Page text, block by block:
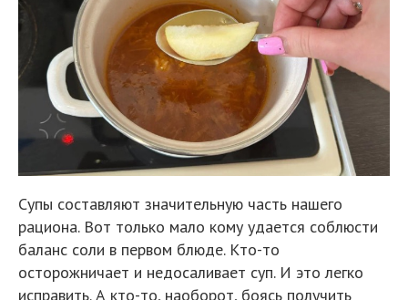
Супы составляют значительную часть нашего
рациона. Вот только мало кому удается соблюсти
баланс соли в первом блюде. Кто-то
осторожничает и недосаливает суп. И это легко
исправить. А кто-то, наоборот, боясь получить